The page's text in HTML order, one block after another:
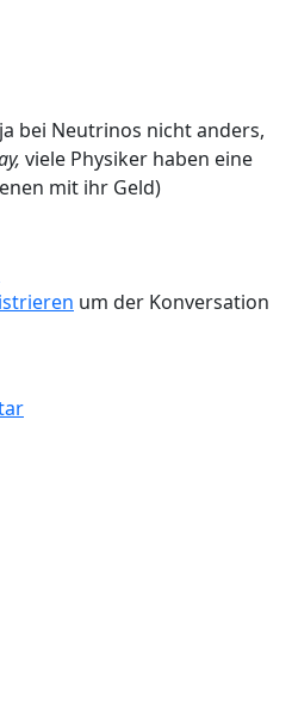
bei Neutrinos nicht anders,
viele Physiker haben eine
mit ihr Geld)
um der Konversation